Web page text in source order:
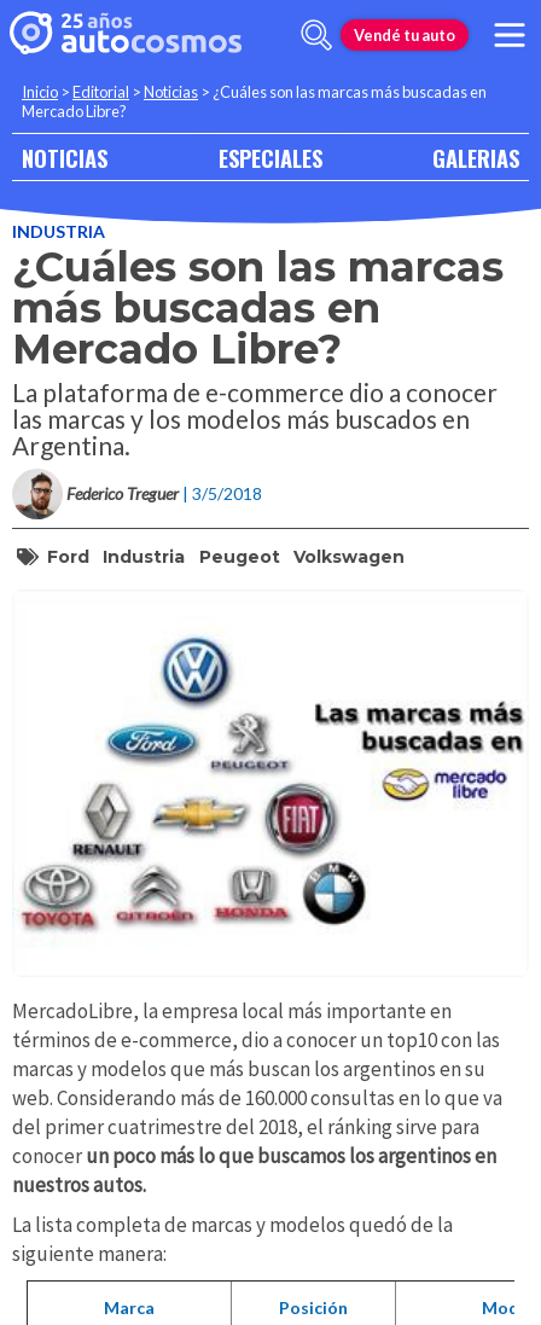
Vendé tu auto
Inicio >Editorial >Noticias > ¿Cuáles son las marcas más buscadas en
Mercado Libre?
NOTICIAS ESPECIALES GALERIAS
INDUSTRIA
¿Cuáles son las marcas
más buscadas en
Mercado Libre?
La plataforma de e-commerce dio a conocer
las marcas y los modelos más buscados en
Argentina.
Federico Treguer | 3/5/2018
Ford Industria Peugeot Volkswagen
MercadoLibre, la empresa local más importante en
términos de e-commerce, dio a conocer un top10 con las
marcas y modelos que más buscan los argentinos en su
web. Considerando más de 160.000 consultas en lo que va
del primer cuatrimestre del 2018, el ránking sirve para
conocerun poco más lo que buscamos los argentinos en
nuestros autos.
La lista completa de marcas y modelos quedó de la
siguiente manera:
Marca Posición